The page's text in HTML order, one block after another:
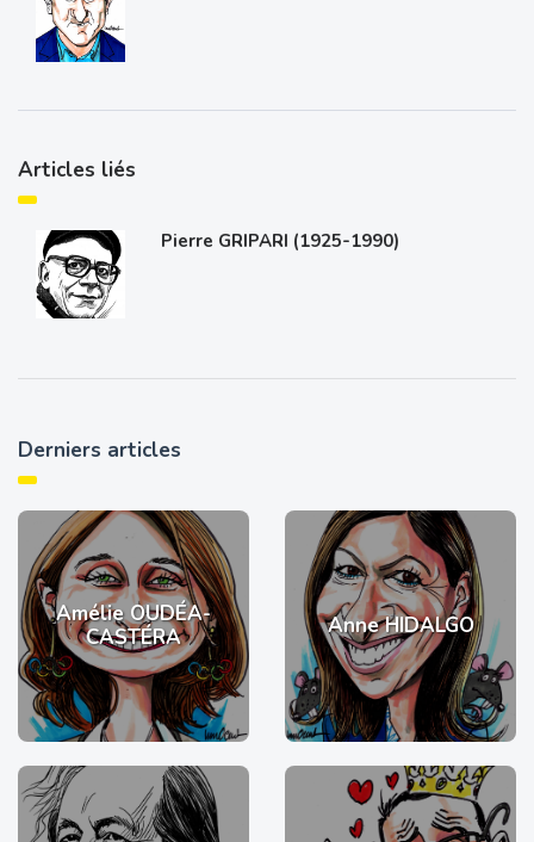
Articles liés
Pierre GRIPARI (1925-1990)
Derniers articles
Amélie OUDÉA-
CASTÉRA
Anne HIDALGO